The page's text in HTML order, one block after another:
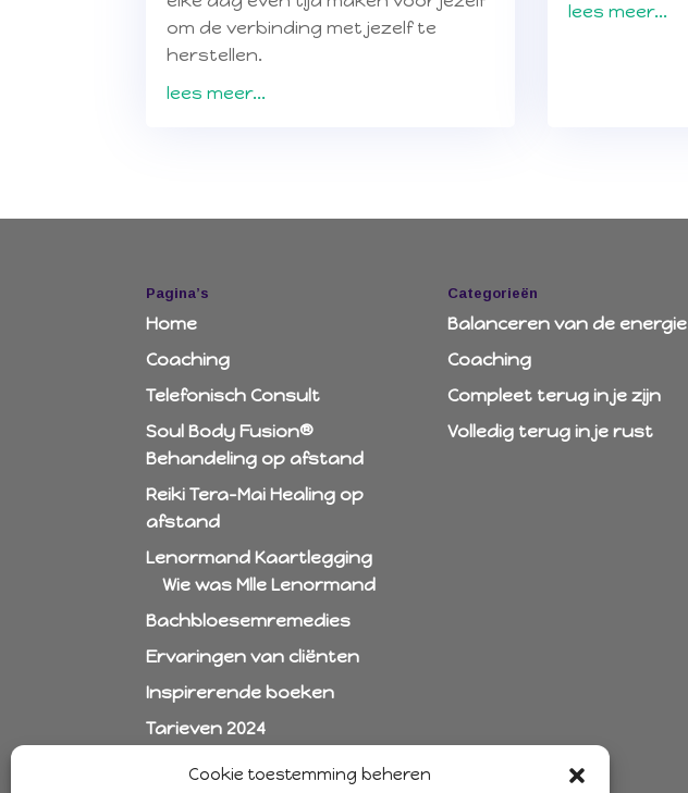
Cookie toestemming beheren
om de verbinding met jezelf te
herstellen.
lees meer...
lees meer...
Pagina’s
Home
Coaching
Telefonisch Consult
Soul Body Fusion®
Behandeling op afstand
Reiki Tera-Mai Healing op
afstand
Lenormand Kaartlegging
Wie was Mlle Lenormand
Bachbloesemremedies
Ervaringen van cliënten
Inspirerende boeken
Tarieven 2024
Over mij
Categorieën
Balanceren van de energie
Coaching
Compleet terug in je zijn
Volledig terug in je rust